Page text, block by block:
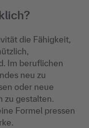
die Fähigkeit,
Im beruflichen
neu zu
oder neue
zu gestalten.
Formel pressen